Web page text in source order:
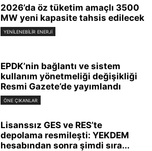
2026’da öz tüketim amaçlı 3500
MW yeni kapasite tahsis edilecek
YENILENEBILIR ENERJI
EPDK’nin bağlantı ve sistem
kullanım yönetmeliği değişikliği
Resmi Gazete’de yayımlandı
ÖNE ÇIKANLAR
Lisanssız GES ve RES’te
depolama resmileşti: YEKDEM
hesabından sonra şimdi sıra...